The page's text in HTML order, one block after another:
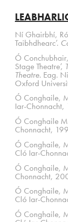
Ní Ghairbhí,
Taibhdhearc’.
Ó
Stage Theatre’,
Theatre. Eag.
Oxford
Ó Conghaile,
Iar-Chonnacht,
Ó Conghaile
Chonnacht,
Ó Conghaile,
Cló Iar-
Ó Conghaile,
Chonnacht,
Ó Conghaile,
Cló Iar-
Ó Conghaile,